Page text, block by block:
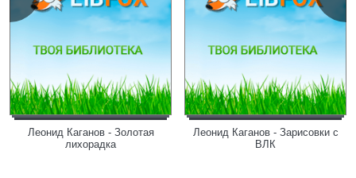
Леонид Каганов - Золотая
лихорадка
Леонид Каганов - Зарисовки с
ВЛК